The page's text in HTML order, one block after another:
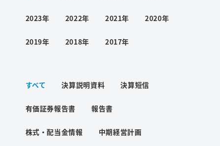
お問い合わせ
ご利用条件
2023年 2022年 2021年 2020年
2019年 2018年 2017年
すべて 決算説明資料 決算短信
有価証券報告書 報告書
株式・配当金情報 中期経営計画